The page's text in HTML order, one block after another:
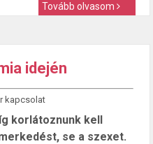
Tovább olvasom
idején
kapcsolat
korlátoznunk kell
se a szexet.